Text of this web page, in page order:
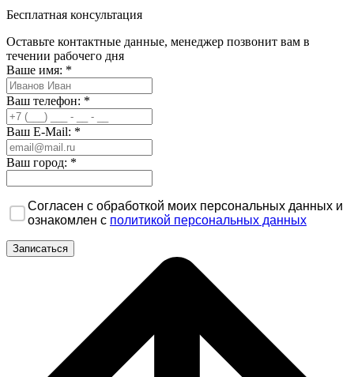
Бесплатная консультация
Оставьте контактные данные, менеджер позвонит вам в
течении рабочего дня
Ваше имя: *
Ваш телефон: *
Ваш E-Mail: *
Ваш город: *
Согласен с обработкой моих персональных данных и
ознакомлен с политикой персональных данных